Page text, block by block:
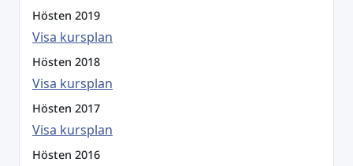
Hösten 2019
Visa kursplan
Hösten 2018
Visa kursplan
Hösten 2017
Visa kursplan
Hösten 2016